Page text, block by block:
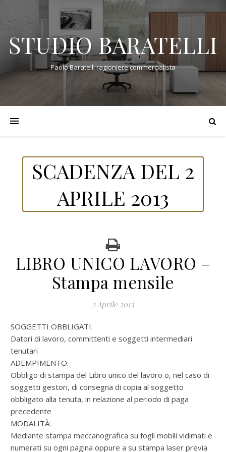
STUDIO BARATELLI
Paolo Baratelli ragioniere commercialista
SCADENZA DEL 2
APRILE 2013
LIBRO UNICO LAVORO –
Stampa mensile
2 Aprile 2013
SOGGETTI OBBLIGATI:
Datori di lavoro, committenti e soggetti intermediari
tenutari
ADEMPIMENTO:
Obbligo di stampa del Libro unico del lavoro o, nel caso di
soggetti gestori, di consegna di copia al soggetto
obbligato alla tenuta, in relazione al periodo di paga
precedente
MODALITÀ:
Mediante stampa meccanografica su fogli mobili vidimati e
numerati su ogni pagina oppure a su stampa laser previa